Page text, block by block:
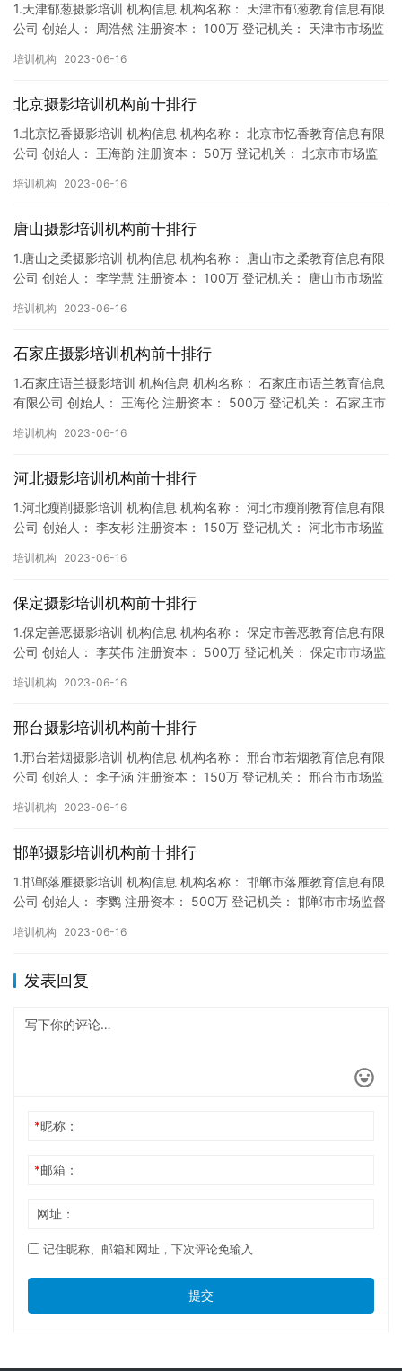
1.天津郁葱摄影培训 机构信息 机构名称： 天津市郁葱教育信息有限
公司 创始人： 周浩然 注册资本： 100万 登记机关： 天津市市场监
培训机构 2023-06-16
北京摄影培训机构前十排行
1.北京忆香摄影培训 机构信息 机构名称： 北京市忆香教育信息有限
公司 创始人： 王海韵 注册资本： 50万 登记机关： 北京市市场监
培训机构 2023-06-16
唐山摄影培训机构前十排行
1.唐山之柔摄影培训 机构信息 机构名称： 唐山市之柔教育信息有限
公司 创始人： 李学慧 注册资本： 100万 登记机关： 唐山市市场监
培训机构 2023-06-16
石家庄摄影培训机构前十排行
1.石家庄语兰摄影培训 机构信息 机构名称： 石家庄市语兰教育信息
有限公司 创始人： 王海伦 注册资本： 500万 登记机关： 石家庄市
培训机构 2023-06-16
河北摄影培训机构前十排行
1.河北瘦削摄影培训 机构信息 机构名称： 河北市瘦削教育信息有限
公司 创始人： 李友彬 注册资本： 150万 登记机关： 河北市市场监
培训机构 2023-06-16
保定摄影培训机构前十排行
1.保定善恶摄影培训 机构信息 机构名称： 保定市善恶教育信息有限
公司 创始人： 李英伟 注册资本： 500万 登记机关： 保定市市场监
培训机构 2023-06-16
邢台摄影培训机构前十排行
1.邢台若烟摄影培训 机构信息 机构名称： 邢台市若烟教育信息有限
公司 创始人： 李子涵 注册资本： 150万 登记机关： 邢台市市场监
培训机构 2023-06-16
邯郸摄影培训机构前十排行
1.邯郸落雁摄影培训 机构信息 机构名称： 邯郸市落雁教育信息有限
公司 创始人： 李鹦 注册资本： 500万 登记机关： 邯郸市市场监督
培训机构 2023-06-16
发表回复
*昵称：
*邮箱：
网址：
记住昵称、邮箱和网址，下次评论免输入
提交